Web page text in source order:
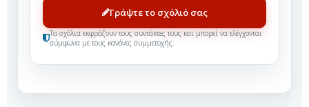
Γράψτε το σχόλιό σας
Τα σχόλια εκφράζουν τους συντάκτες τους και μπορεί να ελέγχονται
σύμφωνα με τους κανόνες συμμετοχής.